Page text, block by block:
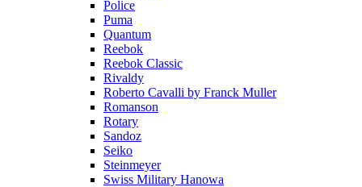
Police
Puma
Quantum
Reebok
Reebok Classic
Rivaldy
Roberto Cavalli by Franck Muller
Romanson
Rotary
Sandoz
Seiko
Steinmeyer
Swiss Military Hanowa